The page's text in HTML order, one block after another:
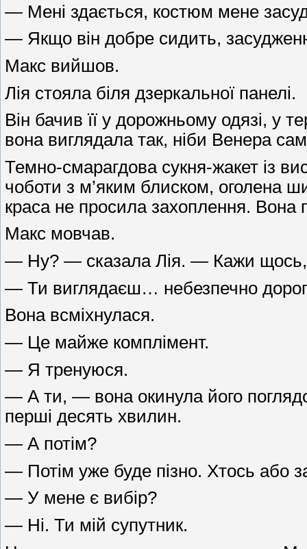
— Мені здається, костюм мене
— Якщо він добре сидить,
Макс вийшов.
Лія стояла біля дзеркальної панелі.
Він бачив її у дорожньому одязі, у
вона виглядала так, ніби Венера
Темно-смарагдова сукня-жакет із
чоботи з м’яким блиском, оголена
краса не просила захоплення. Вона
Макс мовчав.
— Ну? — сказала Лія. — Кажи щось,
— Ти виглядаєш… небезпечно
Вона всміхнулася.
— Це майже комплімент.
— Я тренуюся.
— А ти, — вона окинула його
перші десять хвилин.
— А потім?
— Потім уже буде пізно. Хтось або
— У мене є вибір?
— Ні. Ти мій супутник.